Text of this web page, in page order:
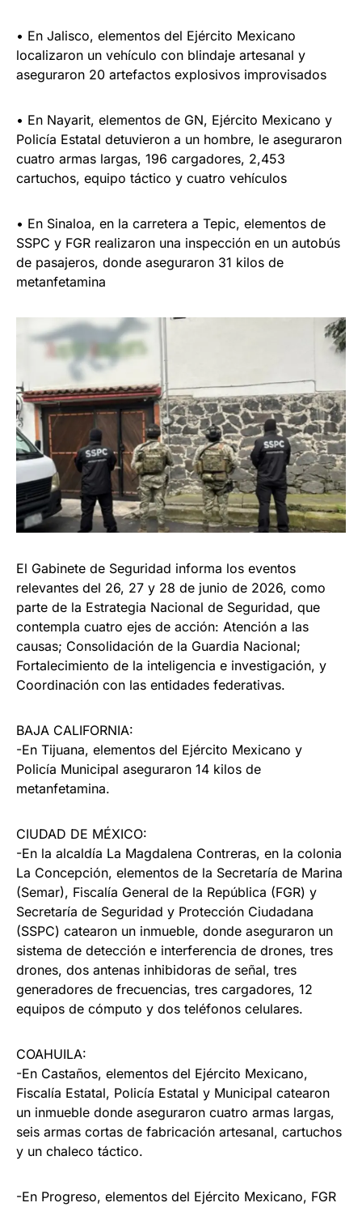
• En Jalisco, elementos del Ejército Mexicano
localizaron un vehículo con blindaje artesanal y
aseguraron 20 artefactos explosivos improvisados
• En Nayarit, elementos de GN, Ejército Mexicano y
Policía Estatal detuvieron a un hombre, le aseguraron
cuatro armas largas, 196 cargadores, 2,453
cartuchos, equipo táctico y cuatro vehículos
• En Sinaloa, en la carretera a Tepic, elementos de
SSPC y FGR realizaron una inspección en un autobús
de pasajeros, donde aseguraron 31 kilos de
metanfetamina
El Gabinete de Seguridad informa los eventos
relevantes del 26, 27 y 28 de junio de 2026, como
parte de la Estrategia Nacional de Seguridad, que
contempla cuatro ejes de acción: Atención a las
causas; Consolidación de la Guardia Nacional;
Fortalecimiento de la inteligencia e investigación, y
Coordinación con las entidades federativas.
BAJA CALIFORNIA:
-En Tijuana, elementos del Ejército Mexicano y
Policía Municipal aseguraron 14 kilos de
metanfetamina.
CIUDAD DE MÉXICO:
-En la alcaldía La Magdalena Contreras, en la colonia
La Concepción, elementos de la Secretaría de Marina
(Semar), Fiscalía General de la República (FGR) y
Secretaría de Seguridad y Protección Ciudadana
(SSPC) catearon un inmueble, donde aseguraron un
sistema de detección e interferencia de drones, tres
drones, dos antenas inhibidoras de señal, tres
generadores de frecuencias, tres cargadores, 12
equipos de cómputo y dos teléfonos celulares.
COAHUILA:
-En Castaños, elementos del Ejército Mexicano,
Fiscalía Estatal, Policía Estatal y Municipal catearon
un inmueble donde aseguraron cuatro armas largas,
seis armas cortas de fabricación artesanal, cartuchos
y un chaleco táctico.
-En Progreso, elementos del Ejército Mexicano, FGR